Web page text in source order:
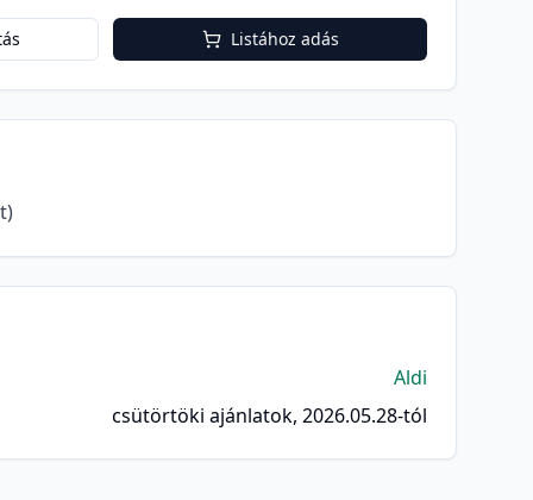
Listához adás
Aldi
csütörtöki ajánlatok, 2026.05.28-tól